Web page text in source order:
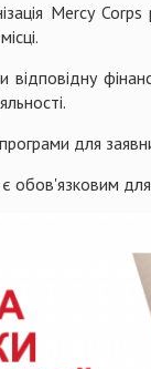
Mercy
відповідну
для
обов'язковим для